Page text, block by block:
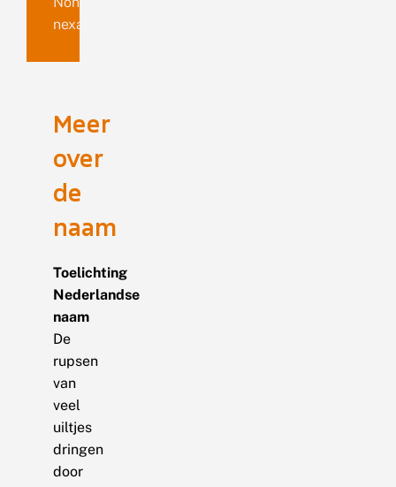
nexa
Meer
over
de
naam
Toelichting
Nederlandse
naam
De
rupsen
van
veel
uiltjes
dringen
door